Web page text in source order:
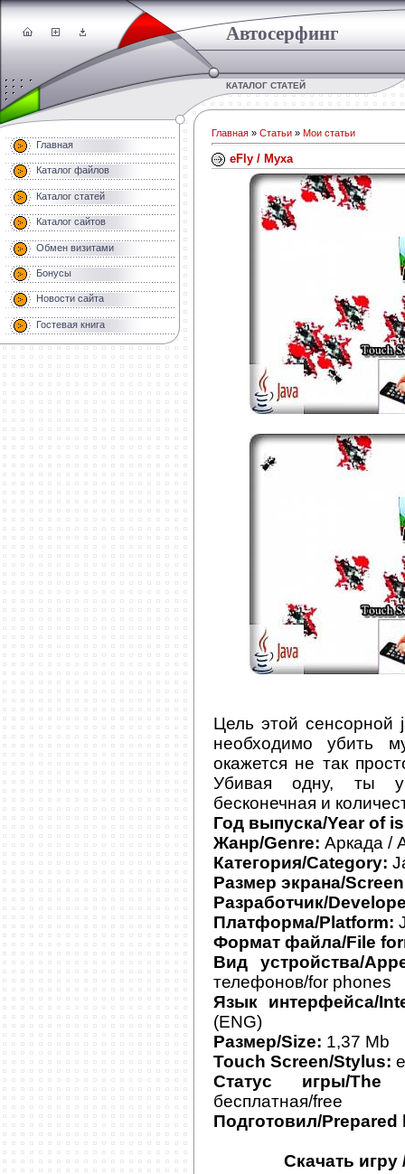
Автосерфинг
КАТАЛОГ СТАТЕЙ
Главная
Каталог файлов
Каталог статей
Каталог сайтов
Обмен визитами
Бонусы
Новости сайта
Гостевая книга
Главная » Статьи » Мои статьи
eFly / Муха
Цель этой сенсорной
необходимо убить
окажется не так
Убивая одну, ты
бесконечная и
Год выпуска/Year of
Жанр/Genre: Аркада /
Категория/Category:
Размер экрана/
Разработчик/
Платформа/Platform:
Формат файла/File
Вид устройства/
телефонов/for phones
Язык интерфейса/
(ENG)
Размер/Size: 1,37 Mb
Touch Screen/Stylus:
Статус игры/
бесплатная/free
Подготовил/Prepared
Скачать